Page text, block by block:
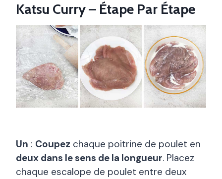
Katsu Curry – Étape Par Étape
Un : Coupez chaque poitrine de poulet en
deux dans le sens de la longueur. Placez
chaque escalope de poulet entre deux